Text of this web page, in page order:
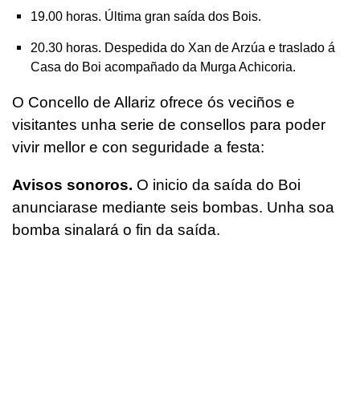
19.00 horas. Última gran saída dos Bois.
20.30 horas. Despedida do Xan de Arzúa e traslado á
Casa do Boi acompañado da Murga Achicoria.
O Concello de Allariz ofrece ós veciños e
visitantes unha serie de consellos para poder
vivir mellor e con seguridade a festa:
Avisos sonoros. O inicio da saída do Boi
anunciarase mediante seis bombas. Unha soa
bomba sinalará o fin da saída.